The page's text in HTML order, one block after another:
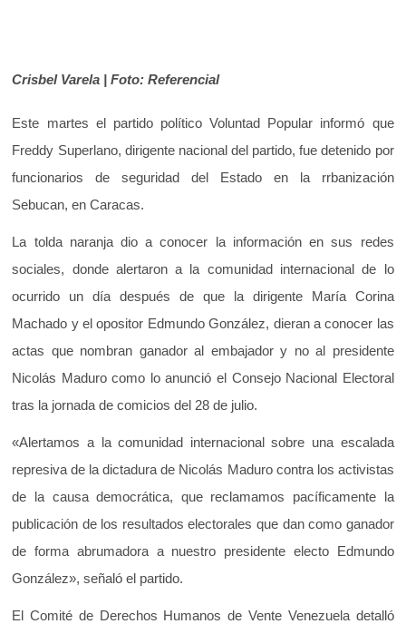
Crisbel Varela | Foto: Referencial
Este martes el partido político Voluntad Popular informó que
Freddy Superlano, dirigente nacional del partido,fue detenido por
funcionarios de seguridad del Estado en la rrbanización
Sebucan, en Caracas.
La tolda naranja dio a conocer la información en sus redes
sociales, donde alertaron a la comunidad internacional de lo
ocurrido un día después de que la dirigente María Corina
Machado y el opositor Edmundo González, dieran a conocer las
actas que nombran ganador al embajador y no al presidente
Nicolás Maduro como lo anunció el Consejo Nacional Electoral
tras la jornada de comicios del 28 de julio.
«Alertamos a la comunidad internacional sobre una escalada
represiva de la dictadura de Nicolás Maduro contra los activistas
de la causa democrática, que reclamamos pacíficamente la
publicación de los resultados electorales que dan como ganador
de forma abrumadora a nuestro presidente electo Edmundo
González», señaló el partido.
El Comité de Derechos Humanos de Vente Venezuela detalló